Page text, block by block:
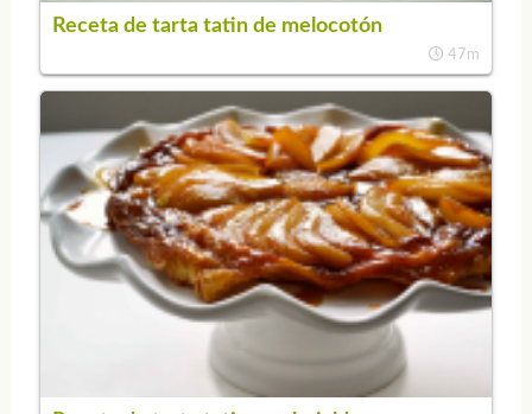
Receta de tarta tatin de melocotón
47m